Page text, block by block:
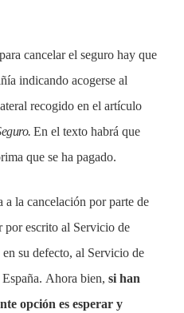
cancelar el seguro hay que
indicando acogerse al
recogido en el artículo
En el texto habrá que
que se ha pagado.
a la cancelación por parte de
por escrito al Servicio de
su defecto, al Servicio de
Ahora bien, si han
opción es esperar y